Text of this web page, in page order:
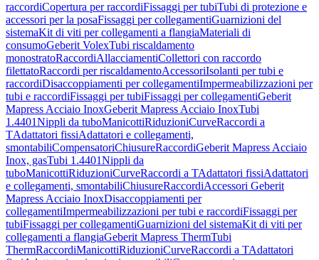
raccordiCopertura per raccordiFissaggi per tubiTubi di protezione e
accessori per la posaFissaggi per collegamentiGuarnizioni del
sistemaKit di viti per collegamenti a flangiaMateriali di
consumoGeberit VolexTubi riscaldamento
monostratoRaccordiAllacciamentiCollettori con raccordo
filettatoRaccordi per riscaldamentoAccessoriIsolanti per tubi e
raccordiDisaccoppiamenti per collegamentiImpermeabilizzazioni per
tubi e raccordiFissaggi per tubiFissaggi per collegamentiGeberit
Mapress Acciaio InoxGeberit Mapress Acciaio InoxTubi
1.4401Nippli da tuboManicottiRiduzioniCurveRaccordi a
TAdattatori fissiAdattatori e collegamenti,
smontabiliCompensatoriChiusureRaccordiGeberit Mapress Acciaio
Inox, gasTubi 1.4401Nippli da
tuboManicottiRiduzioniCurveRaccordi a TAdattatori fissiAdattatori
e collegamenti, smontabiliChiusureRaccordiAccessori Geberit
Mapress Acciaio InoxDisaccoppiamenti per
collegamentiImpermeabilizzazioni per tubi e raccordiFissaggi per
tubiFissaggi per collegamentiGuarnizioni del sistemaKit di viti per
collegamenti a flangiaGeberit Mapress ThermTubi
ThermRaccordiManicottiRiduzioniCurveRaccordi a TAdattatori